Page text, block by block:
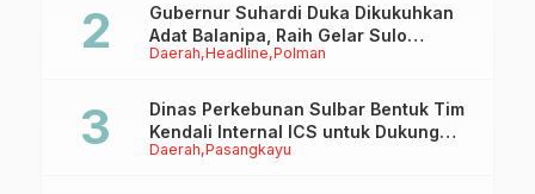
Daerah Headline Polman
Gubernur Suhardi Duka Dikukuhkan
Adat Balanipa, Raih Gelar Sulo
Tappidena
Daerah Pasangkayu
Dinas Perkebunan Sulbar Bentuk Tim
Kendali Internal ICS untuk Dukung
Sertifikasi ISPO Pekebun di